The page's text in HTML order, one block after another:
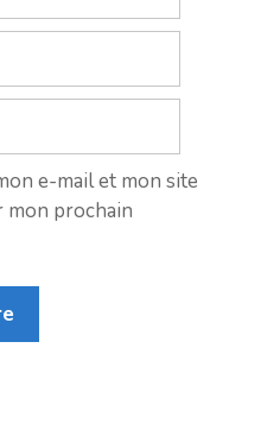
e-mail et mon site
mon prochain